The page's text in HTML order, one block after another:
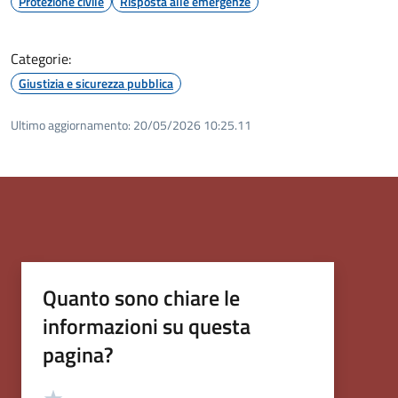
Categorie:
Giustizia e sicurezza pubblica
Ultimo aggiornamento: 20/05/2026 10:25.11
Quanto sono chiare le
informazioni su questa
pagina?
Valutazione